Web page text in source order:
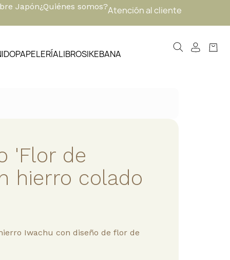
Japón¿Quiénes somos?Atención al cliente
PAPELERÍALIBROSIKEBANA
'Flor de
hierro colado
Iwachu con diseño de flor de